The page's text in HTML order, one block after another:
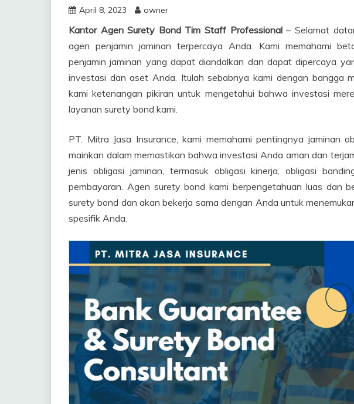
April 8, 2023 owner
Kantor Agen Surety Bond Tim Staff Professional– Selamat
agen penjamin jaminan terpercaya Anda. Kami memahami
penjamin jaminan yang dapat diandalkan dan dapat dipercaya
investasi dan aset Anda. Itulah sebabnya kami dengan bangga
kami ketenangan pikiran untuk mengetahui bahwa investasi
layanan surety bond kami.
PT. Mitra Jasa Insurance, kami memahami pentingnya jaminan
mainkan dalam memastikan bahwa investasi Anda aman dan
jenis obligasi jaminan, termasuk obligasi kinerja, obligasi
pembayaran. Agen surety bond kami berpengetahuan luas dan
surety bond dan akan bekerja sama dengan Anda untuk
spesifik Anda.